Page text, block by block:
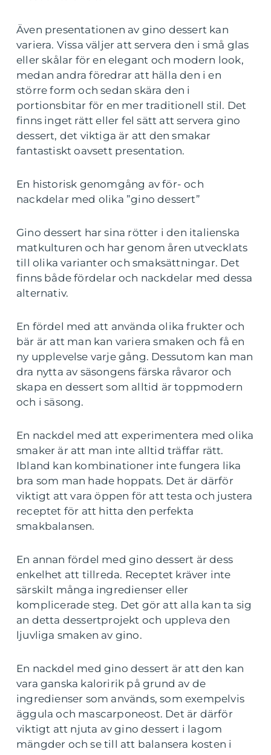
Även presentationen av gino dessert kan
variera. Vissa väljer att servera den i små glas
eller skålar för en elegant och modern look,
medan andra föredrar att hälla den i en
större form och sedan skära den i
portionsbitar för en mer traditionell stil. Det
finns inget rätt eller fel sätt att servera gino
dessert, det viktiga är att den smakar
fantastiskt oavsett presentation.
En historisk genomgång av för- och
nackdelar med olika ”gino dessert”
Gino dessert har sina rötter i den italienska
matkulturen och har genom åren utvecklats
till olika varianter och smaksättningar. Det
finns både fördelar och nackdelar med dessa
alternativ.
En fördel med att använda olika frukter och
bär är att man kan variera smaken och få en
ny upplevelse varje gång. Dessutom kan man
dra nytta av säsongens färska råvaror och
skapa en dessert som alltid är toppmodern
och i säsong.
En nackdel med att experimentera med olika
smaker är att man inte alltid träffar rätt.
Ibland kan kombinationer inte fungera lika
bra som man hade hoppats. Det är därför
viktigt att vara öppen för att testa och justera
receptet för att hitta den perfekta
smakbalansen.
En annan fördel med gino dessert är dess
enkelhet att tillreda. Receptet kräver inte
särskilt många ingredienser eller
komplicerade steg. Det gör att alla kan ta sig
an detta dessertprojekt och uppleva den
ljuvliga smaken av gino.
En nackdel med gino dessert är att den kan
vara ganska kaloririk på grund av de
ingredienser som används, som exempelvis
äggula och mascarponeost. Det är därför
viktigt att njuta av gino dessert i lagom
mängder och se till att balansera kosten i